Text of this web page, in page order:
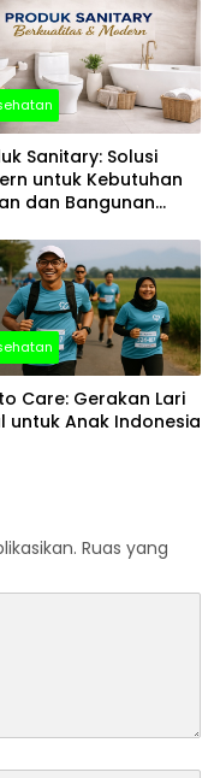
Sanitary: Solusi
untuk Kebutuhan
dan Bangunan
Care: Gerakan Lari
untuk Anak Indonesia
Ruas yang